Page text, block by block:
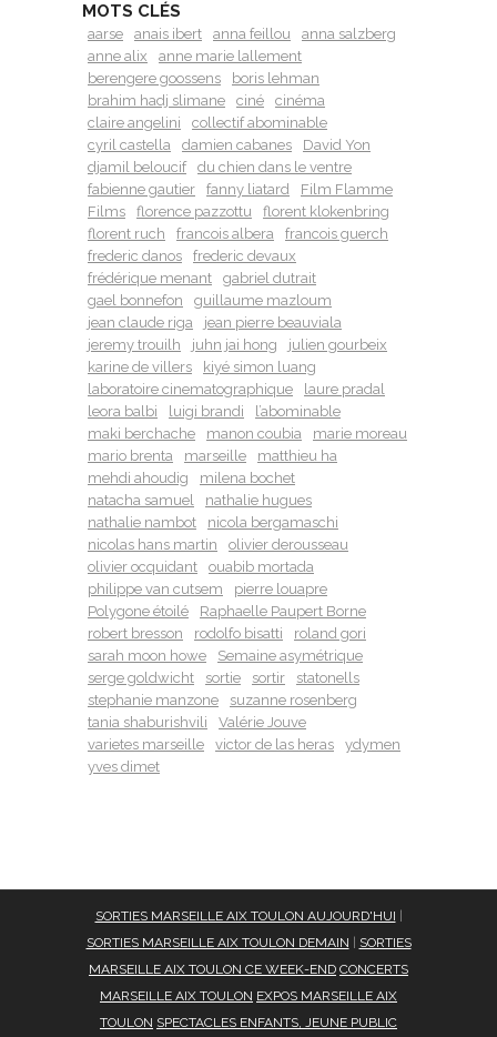
MOTS CLÉS
aarse anais ibert anna feillou
anna salzberg
anne alix
anne marie lallement
berengere goossens
boris lehman
brahim hadj slimane
ciné
cinéma
claire angelini
collectif abominable
cyril castella
damien cabanes
David Yon
djamil beloucif
du chien dans le ventre
fabienne gautier
fanny liatard
Film Flamme
Films
florence pazzottu
florent klokenbring
florent ruch
francois albera
francois guerch
frederic danos
frederic devaux
frédérique menant
gabriel dutrait
gael bonnefon
guillaume mazloum
jean claude riga
jean pierre beauviala
jeremy trouilh
juhn jai hong
julien gourbeix
karine de villers
kiyé simon luang
laboratoire cinematographique
laure pradal
leora balbi
luigi brandi
l’abominable
maki berchache
manon coubia
marie moreau
mario brenta
marseille
matthieu ha
mehdi ahoudig
milena bochet
natacha samuel
nathalie hugues
nathalie nambot
nicola bergamaschi
nicolas hans martin
olivier derousseau
olivier ocquidant
ouabib mortada
philippe van cutsem
pierre louapre
Polygone étoilé
Raphaelle Paupert Borne
robert bresson
rodolfo bisatti
roland gori
sarah moon howe
Semaine asymétrique
serge goldwicht
sortie sortir
statonells
stephanie manzone
suzanne rosenberg
tania shaburishvili
Valérie Jouve
varietes marseille
victor de las heras
ydymen
yves dimet
SORTIES MARSEILLE AIX TOULON AUJOURD'HUI |
SORTIES MARSEILLE AIX TOULON DEMAIN | SORTIES
MARSEILLE AIX TOULON CE WEEK-END CONCERTS
MARSEILLE AIX TOULON EXPOS MARSEILLE AIX
TOULON SPECTACLES ENFANTS, JEUNE PUBLIC